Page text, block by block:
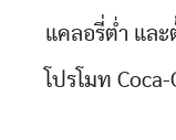
แคลอรี่ต่ำ แล
โปรโมท